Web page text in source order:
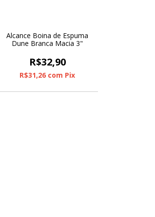
Alcance Boina de Espuma
Dune Branca Macia 3"
R$32,90
R$31,26 com Pix